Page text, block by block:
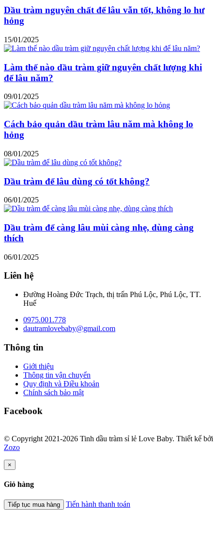
Dầu tràm nguyên chất để lâu vẫn tốt, không lo hư
hỏng
15/01/2025
Làm thế nào dầu tràm giữ nguyên chất lượng khi
để lâu năm?
09/01/2025
Cách bảo quản dầu tràm lâu năm mà không lo
hỏng
08/01/2025
Dầu tràm để lâu dùng có tốt không?
06/01/2025
Dầu tràm để càng lâu mùi càng nhẹ, dùng càng
thích
06/01/2025
Liên hệ
Đường Hoàng Đức Trạch, thị trấn Phú Lộc, Phú Lộc, TT.
Huế
0975.001.778
dautramlovebaby@gmail.com
Thông tin
Giới thiệu
Thông tin vận chuyển
Quy định và Điều khoản
Chính sách bảo mật
Facebook
© Copyright 2021-2026 Tinh dầu tràm sỉ lẻ Love Baby. Thiết kế bởi
Zozo
×
Giỏ hàng
Tiếp tục mua hàng Tiến hành thanh toán